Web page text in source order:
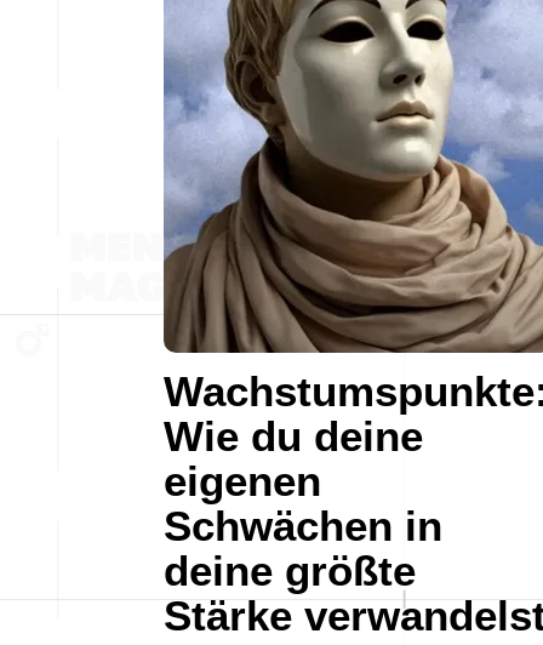
Wie du deine
eigenen
Schwächen in
deine größte
Stärke